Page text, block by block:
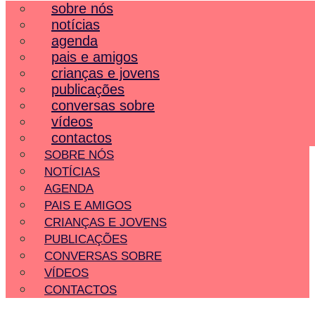
sobre nós
notícias
agenda
pais e amigos
crianças e jovens
publicações
conversas sobre
vídeos
contactos
SOBRE NÓS
NOTÍCIAS
AGENDA
PAIS E AMIGOS
CRIANÇAS E JOVENS
PUBLICAÇÕES
CONVERSAS SOBRE
VÍDEOS
CONTACTOS